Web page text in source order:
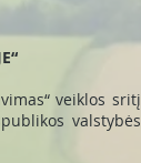
veiklos sritį
valstybės